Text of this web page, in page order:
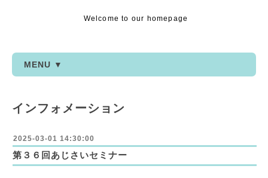
Welcome to our homepage
MENU ▼
インフォメーション
2025-03-01 14:30:00
第３６回あじさいセミナー